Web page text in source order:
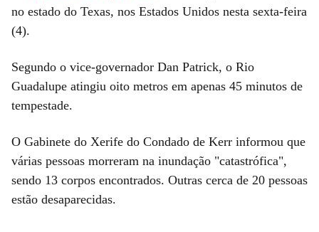
no estado do Texas, nos Estados Unidos nesta sexta-feira
(4).
Segundo o vice-governador Dan Patrick, o Rio
Guadalupe atingiu oito metros em apenas 45 minutos de
tempestade.
O Gabinete do Xerife do Condado de Kerr informou que
várias pessoas morreram na inundação "catastrófica",
sendo 13 corpos encontrados. Outras cerca de 20 pessoas
estão desaparecidas.